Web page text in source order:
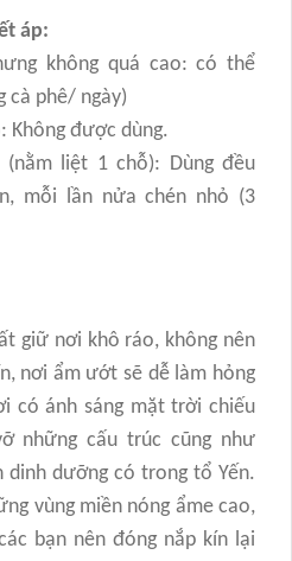
áp:
không quá cao: có thể
cà phê/ ngày)
Không được dùng.
liệt 1 chỗ): Dùng đều
mỗi lần nửa chén nhỏ (3
giữ nơi khô ráo, không nên
nơi ẩm ướt sẽ dễ làm hỏng
có ánh sáng mặt trời chiếu
những cấu trúc cũng như
dinh dưỡng có trong tổ Yến.
vùng miền nóng ẩme cao,
bạn nên đóng nắp kín lại